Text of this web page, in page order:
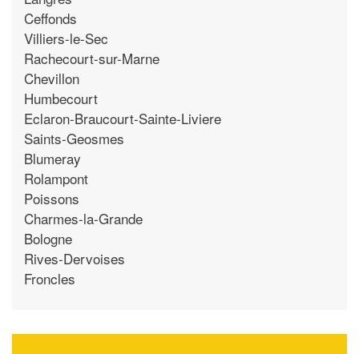
Ceffonds
Villiers-le-Sec
Rachecourt-sur-Marne
Chevillon
Humbecourt
Eclaron-Braucourt-Sainte-Liviere
Saints-Geosmes
Blumeray
Rolampont
Poissons
Charmes-la-Grande
Bologne
Rives-Dervoises
Froncles